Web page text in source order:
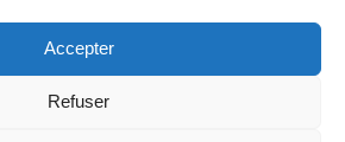
Accepter
Refuser